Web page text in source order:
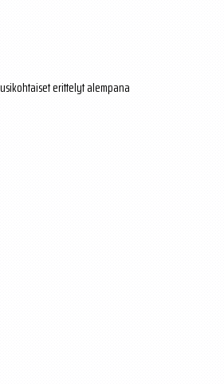
erittelyt alempana